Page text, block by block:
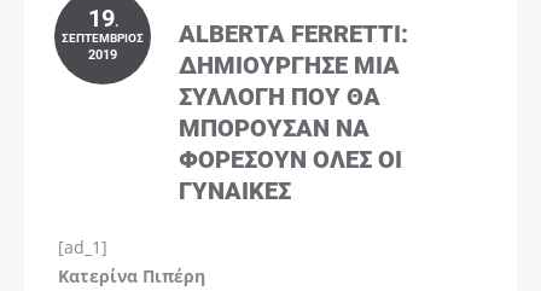
19.
ΣΕΠΤΈΜΒΡΙΟΣ
2019
ALBERTA FERRETTI:
ΔΗΜΙΟΎΡΓΗΣΕ ΜΊΑ
ΣΥΛΛΟΓΉ ΠΟΥ ΘΑ
ΜΠΟΡΟΎΣΑΝ ΝΑ
ΦΟΡΈΣΟΥΝ ΌΛΕΣ ΟΙ
ΓΥΝΑΊΚΕΣ
[ad_1]
Kατερίνα Πιπέρη